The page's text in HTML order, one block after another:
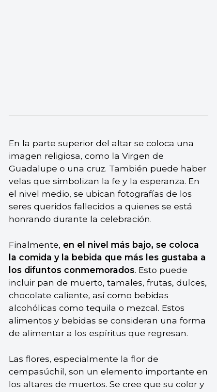
En la parte superior del altar se coloca una
imagen religiosa, como la Virgen de
Guadalupe o una cruz. También puede haber
velas que simbolizan la fe y la esperanza. En
el nivel medio, se ubican fotografías de los
seres queridos fallecidos a quienes se está
honrando durante la celebración.
Finalmente, en el nivel más bajo, se coloca
la comida y la bebida que más les gustaba a
los difuntos conmemorados. Esto puede
incluir pan de muerto, tamales, frutas, dulces,
chocolate caliente, así como bebidas
alcohólicas como tequila o mezcal. Estos
alimentos y bebidas se consideran una forma
de alimentar a los espíritus que regresan.
Las flores, especialmente la flor de
cempasúchil, son un elemento importante en
los altares de muertos. Se cree que su color y